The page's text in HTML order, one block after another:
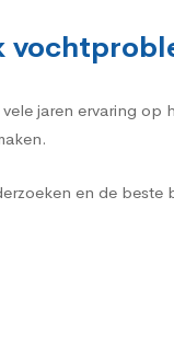
jaren ervaring op
en de beste